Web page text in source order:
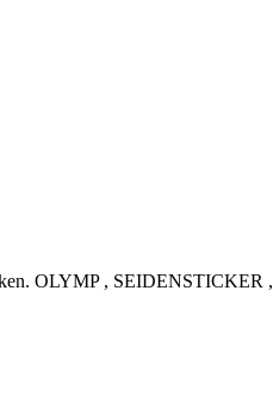
OLYMP ,